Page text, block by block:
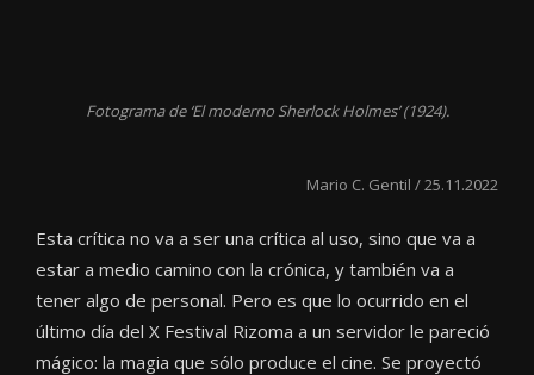
Fotograma de ‘El moderno Sherlock Holmes’ (1924).
Mario C. Gentil / 25.11.2022
Esta crítica no va a ser una crítica al uso, sino que va a
estar a medio camino con la crónica, y también va a
tener algo de personal. Pero es que lo ocurrido en el
último día del X Festival Rizoma a un servidor le pareció
mágico: la magia que sólo produce el cine. Se proyectó